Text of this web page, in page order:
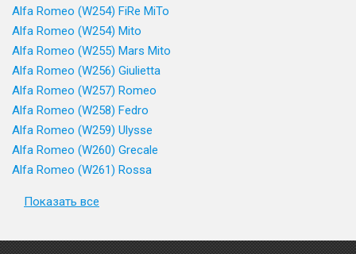
Alfa Romeo (W254) FiRe MiTo
Alfa Romeo (W254) Mito
Alfa Romeo (W255) Mars Mito
Alfa Romeo (W256) Giulietta
Alfa Romeo (W257) Romeo
Alfa Romeo (W258) Fedro
Alfa Romeo (W259) Ulysse
Alfa Romeo (W260) Grecale
Alfa Romeo (W261) Rossa
Показать все